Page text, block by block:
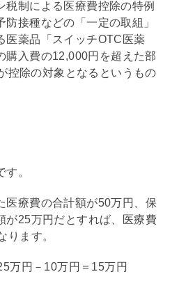
税制による医療費控除の特例
接種などの「一定の取組」
医薬品「スイッチOTC医薬
購入費の12,000円を超えた部
控除の対象となるというもの
。
医療費の合計額が50万円、保
が25万円だとすれば、医療費
ります。
万円－10万円＝15万円